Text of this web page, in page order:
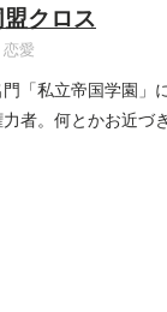
クロス
恋愛
門「私立帝国学園」
者。何とかお近づ